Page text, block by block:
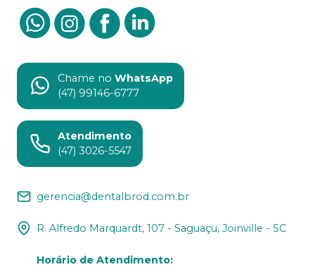
Chame no WhatsApp
(47) 99146-6777
Atendimento
(47) 3026-5547
gerencia@dentalbrod.com.br
R. Alfredo Marquardt, 107 - Saguaçu, Joinville - SC
Horário de Atendimento: